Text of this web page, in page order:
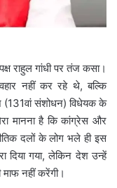
राहुल गांधी पर तंज कसा।
नहीं कर रहे थे, बल्कि
(131वां संशोधन) विधेयक के
मानना है कि कांग्रेस और
दलों के लोग भले ही इस
दिया गया, लेकिन देश उन्हें
नहीं करेंगी।